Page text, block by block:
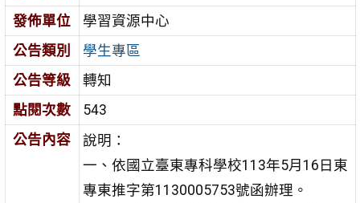
發佈單位
學習資源中心
公告類別
學生專區
公告等級
轉知
點閱次數
543
公告內容
說明：
一、依國立臺東專科學校113年5月16日東
專東推字第1130005753號函辦理。